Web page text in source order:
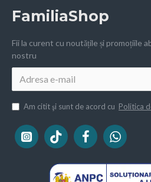
FamiliaShop
Fii la curent cu noutățile și promoțiile
nostru
Am citit şi sunt de acord cu Politica